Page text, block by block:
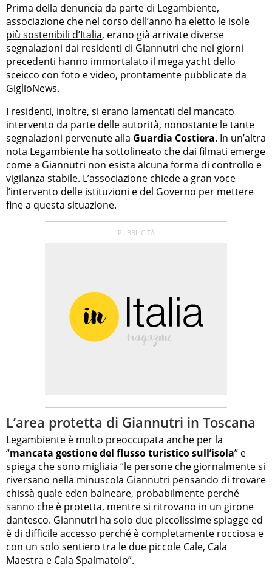
Prima della denuncia da parte di Legambiente,
associazione che nel corso dell’anno ha eletto le isole
più sostenibili d’Italia, erano già arrivate diverse
segnalazioni dai residenti di Giannutri che nei giorni
precedenti hanno immortalato il mega yacht dello
sceicco con foto e video, prontamente pubblicate da
GiglioNews.
I residenti, inoltre, si erano lamentati del mancato
intervento da parte delle autorità, nonostante le tante
segnalazioni pervenute alla Guardia Costiera. In un’altra
nota Legambiente ha sottolineato che dai filmati emerge
come a Giannutri non esista alcuna forma di controllo e
vigilanza stabile. L’associazione chiede a gran voce
l’intervento delle istituzioni e del Governo per mettere
fine a questa situazione.
L’area protetta di Giannutri in Toscana
Legambiente è molto preoccupata anche per la
“mancata gestione del flusso turistico sull’isola” e
spiega che sono migliaia “le persone che giornalmente si
riversano nella minuscola Giannutri pensando di trovare
chissà quale eden balneare, probabilmente perché
sanno che è protetta, mentre si ritrovano in un girone
dantesco. Giannutri ha solo due piccolissime spiagge ed
è di difficile accesso perché è completamente rocciosa e
con un solo sentiero tra le due piccole Cale, Cala
Maestra e Cala Spalmatoio”.